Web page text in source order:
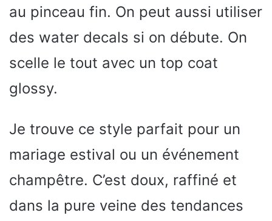
au pinceau fin. On peut aussi utiliser
des water decals si on débute. On
scelle le tout avec un top coat
glossy.
Je trouve ce style parfait pour un
mariage estival ou un événement
champêtre. C’est doux, raffiné et
dans la pure veine des tendances